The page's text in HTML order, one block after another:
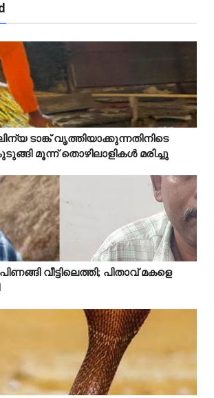
ടാങ്ക് വൃത്തിയാക്കുന്നതിനിടെ
മൂന്ന് തൊഴിലാളികൾ മരിച്ചു
വീട്ടിലെത്തി; പിതാവ് മകളെ